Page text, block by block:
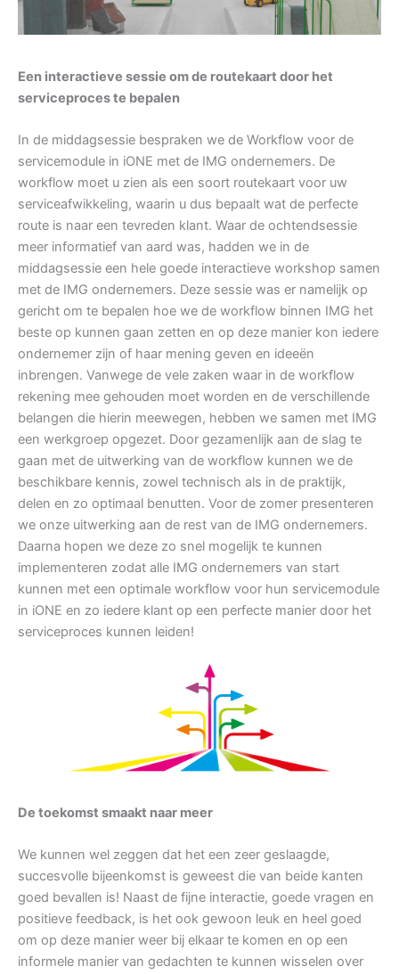
Een interactieve sessie om de routekaart door het
serviceproces te bepalen
In de middagsessie bespraken we de Workflow voor de
servicemodule in iONE met de IMG ondernemers. De
workflow moet u zien als een soort routekaart voor uw
serviceafwikkeling, waarin u dus bepaalt wat de perfecte
route is naar een tevreden klant. Waar de ochtendsessie
meer informatief van aard was, hadden we in de
middagsessie een hele goede interactieve workshop samen
met de IMG ondernemers. Deze sessie was er namelijk op
gericht om te bepalen hoe we de workflow binnen IMG het
beste op kunnen gaan zetten en op deze manier kon iedere
ondernemer zijn of haar mening geven en ideeën
inbrengen. Vanwege de vele zaken waar in de workflow
rekening mee gehouden moet worden en de verschillende
belangen die hierin meewegen, hebben we samen met IMG
een werkgroep opgezet. Door gezamenlijk aan de slag te
gaan met de uitwerking van de workflow kunnen we de
beschikbare kennis, zowel technisch als in de praktijk,
delen en zo optimaal benutten. Voor de zomer presenteren
we onze uitwerking aan de rest van de IMG ondernemers.
Daarna hopen we deze zo snel mogelijk te kunnen
implementeren zodat alle IMG ondernemers van start
kunnen met een optimale workflow voor hun servicemodule
in iONE en zo iedere klant op een perfecte manier door het
serviceproces kunnen leiden!
De toekomst smaakt naar meer
We kunnen wel zeggen dat het een zeer geslaagde,
succesvolle bijeenkomst is geweest die van beide kanten
goed bevallen is! Naast de fijne interactie, goede vragen en
positieve feedback, is het ook gewoon leuk en heel goed
om op deze manier weer bij elkaar te komen en op een
informele manier van gedachten te kunnen wisselen over